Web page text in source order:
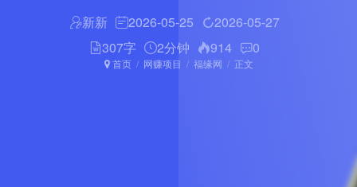
新新 2026-05-25
2026-05-27
307字
2分钟 914 0
首页 网赚项目 福缘网 正文